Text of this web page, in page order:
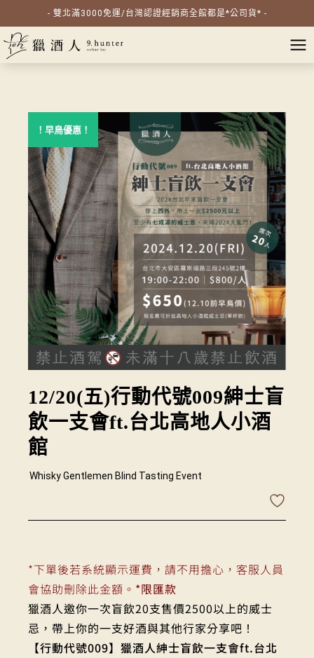
- 雙北滿3000免運/台灣認證經銷商全館都是*公司貨* -
！早鳥優惠！
12/20(五)行動代號009紳士盲
飲一支會ft.台北高地人小酒
館
Whisky Gentlemen Blind Tasting Event
*下單後若系統顯示運費，請不用擔心，客服人員
會協助刪除此金額。 *限匯款
獵酒人邀你一次盲飲20支售價2500以上的威士
忌， 帶上你的一支好酒與其他行家分享吧！
【行動代號009】獵酒人紳士盲飲一支會ft.台北